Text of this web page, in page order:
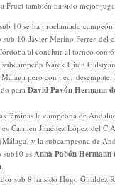
Fruet también ha sido mejor
10 se ha proclamado
sub 10 Javier Merino Ferrer del
al concluir el torneo con
Narek Gitán
pero con peor desempate.
paraDavid Pavón Hermann
féminas la campeona de
Carmen Jiménez López del
y la subcampeona de
sub10 es Anna Pabón Hermann
sub 8 ha sido Hugo Giraldez